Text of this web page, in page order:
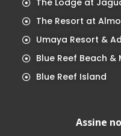
The Lodge at
The Resort at
Umaya Resort &
Blue Reef Beach &
Blue Reef Island
Assine